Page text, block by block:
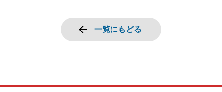
一覧にもどる